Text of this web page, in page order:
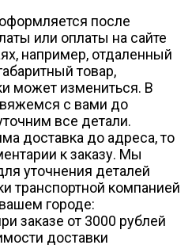
после
или оплаты на сайте
например, отдаленный
товар,
может измениться. В
с вами до
все детали.
доставка до адреса, то
к заказу. Мы
уточнения деталей
транспортной компанией
городе:
заказе от 3000 рублей
доставки